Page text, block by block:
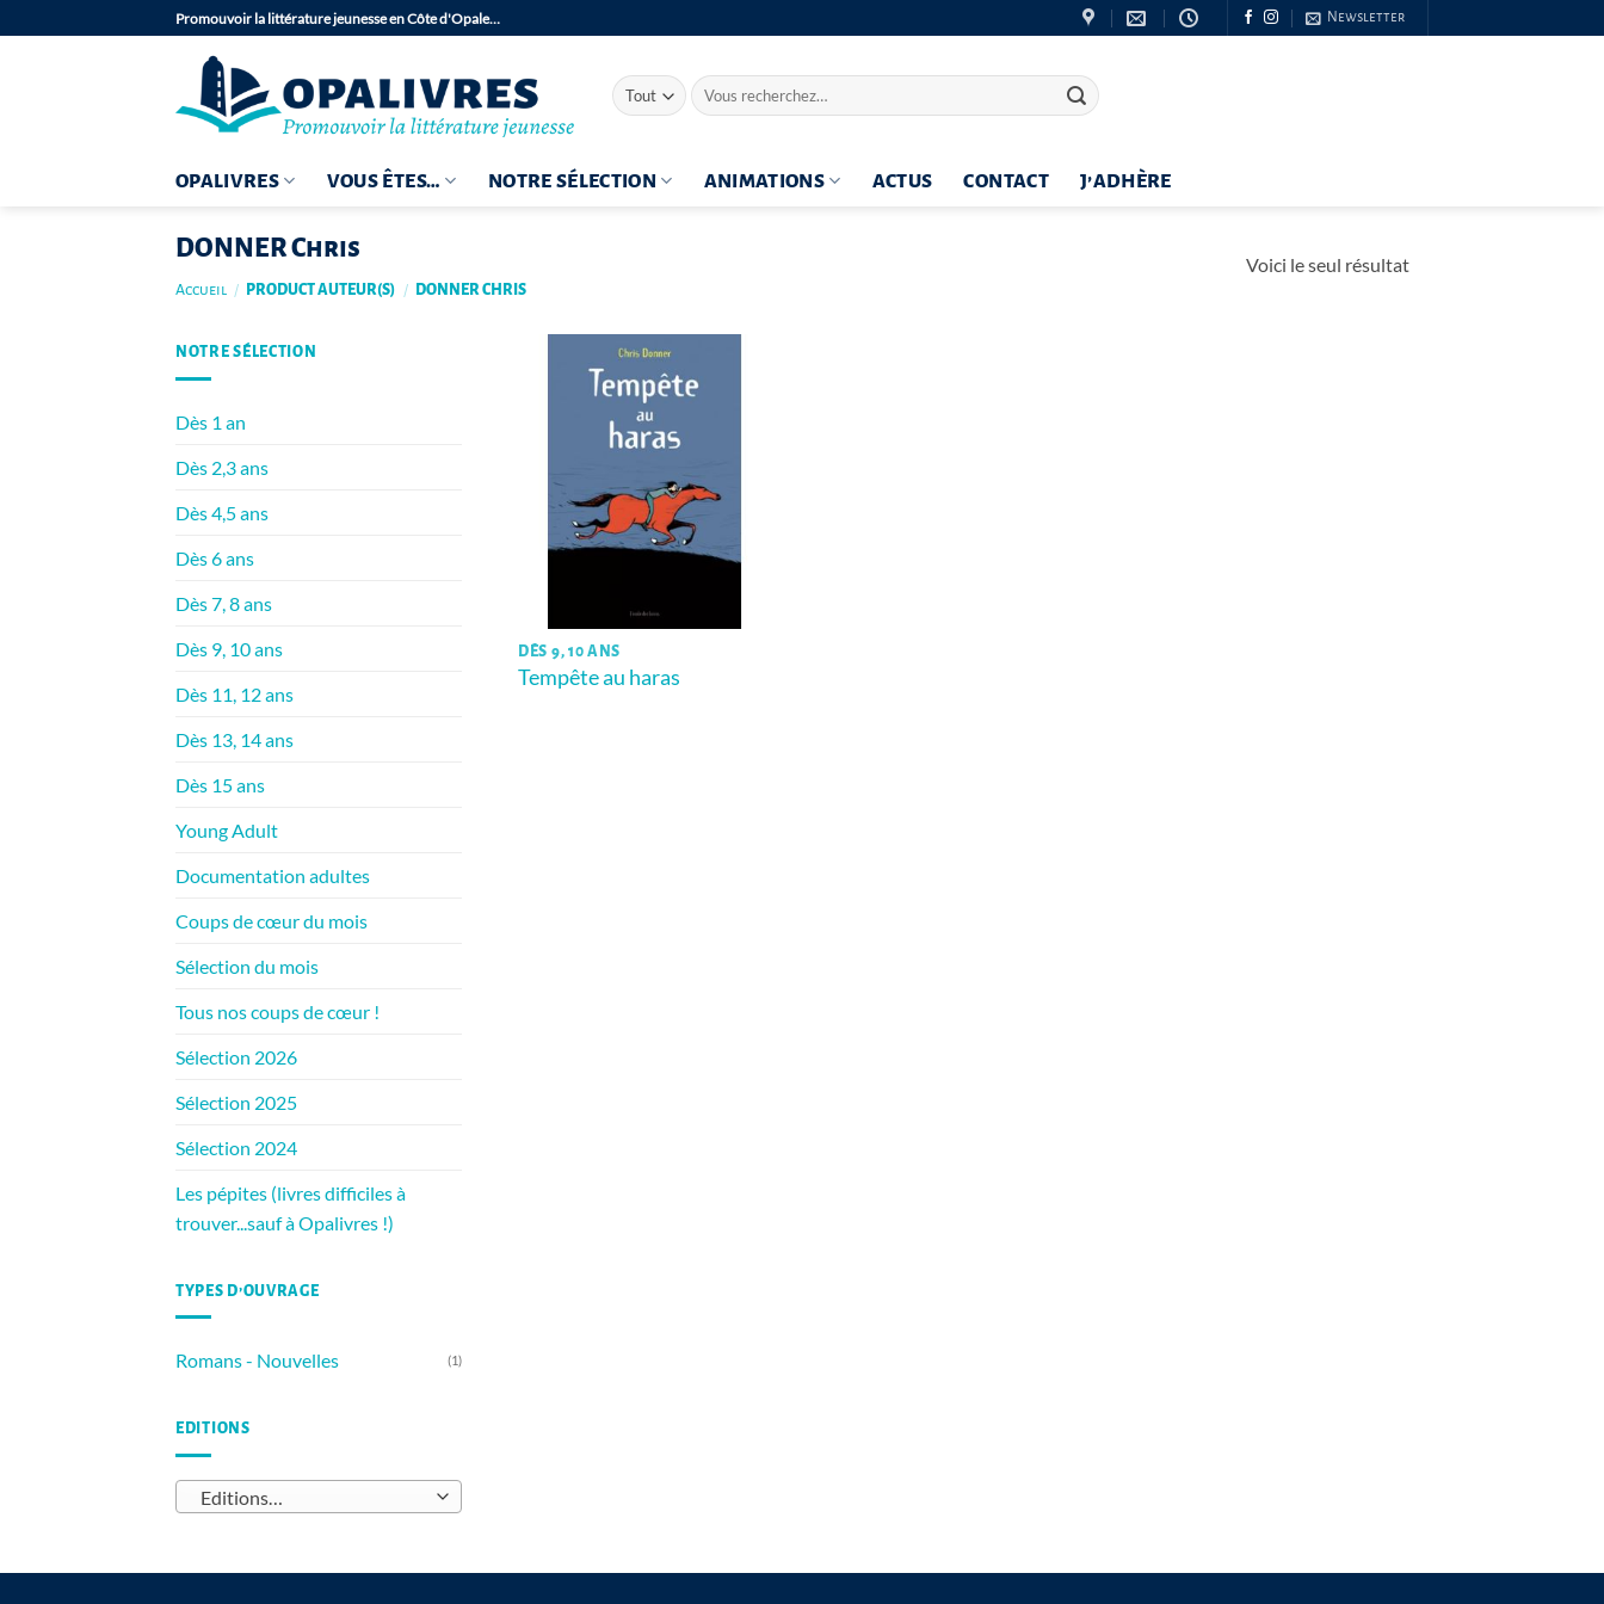
au
Promouvoir la littérature jeunesse en Côte d'Opale… Newsletter
Recherche
pour :
OPALIVRES VOUS ÊTES… NOTRE SÉLECTION ANIMATIONS ACTUS CONTACT J’ADHÈRE
DONNER Chris
Accueil / PRODUCT AUTEUR(S) / DONNER CHRIS
Voici le seul résultat
NOTRE SÉLECTION
Dès 1 an
Dès 2,3 ans
Dès 4,5 ans
Dès 6 ans
Dès 7, 8 ans
Dès 9, 10 ans
Dès 11, 12 ans
Dès 13, 14 ans
Dès 15 ans
Young Adult
Documentation adultes
Coups de cœur du mois
Sélection du mois
Tous nos coups de cœur !
Sélection 2026
Sélection 2025
Sélection 2024
Les pépites (livres difficiles à
trouver...sauf à Opalivres !)
TYPES D’OUVRAGE
Romans - Nouvelles (1)
EDITIONS
Editions…
DÈS 9, 10 ANS
Tempête au haras